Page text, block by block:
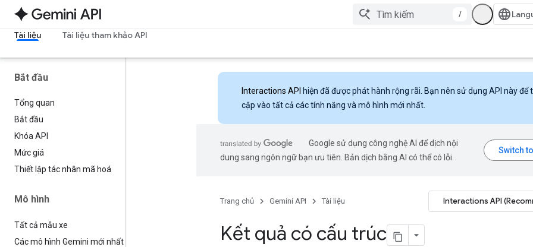
/
Tài liệu Tài liệu tham khảo API
Bắt đầu
Tổng quan
Bắt đầu
Khóa API
Mức giá
Thiết lập tác nhân mã hoá
Mô hình
Tất cả mẫu xe
Các mô hình Gemini mới nhất
Interactions API hiện đã được phát hành rộng rãi. Bạn nên sử dụng API này để
cập vào tất cả các tính năng và mô hình mới nhất.
Google sử dụng công nghệ AI để dịch nội
dung sang ngôn ngữ bạn ưu tiên. Bản dịch bằng AI có thể có lỗi.
Trang chủ Gemini API Tài liệu Interactions API
Kết quả có cấu trúc